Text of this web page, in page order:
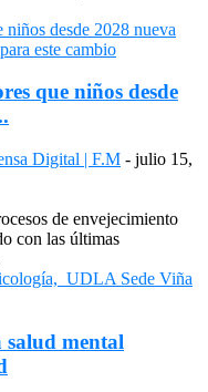
que niños desde
Digital | F.M - julio 15,
de envejecimiento
con las últimas
salud mental